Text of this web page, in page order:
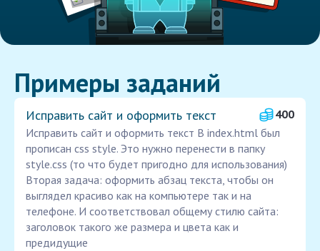
Примеры заданий
Исправить сайт и оформить текст
400
Исправить сайт и оформить текст В index.html был
прописан css style. Это нужно перенести в папку
style.css (то что будет пригодно для использования)
Вторая задача: оформить абзац текста, чтобы он
выглядел красиво как на компьютере так и на
телефоне. И соответствовал общему стилю сайта:
заголовок такого же размера и цвета как и
предидущие